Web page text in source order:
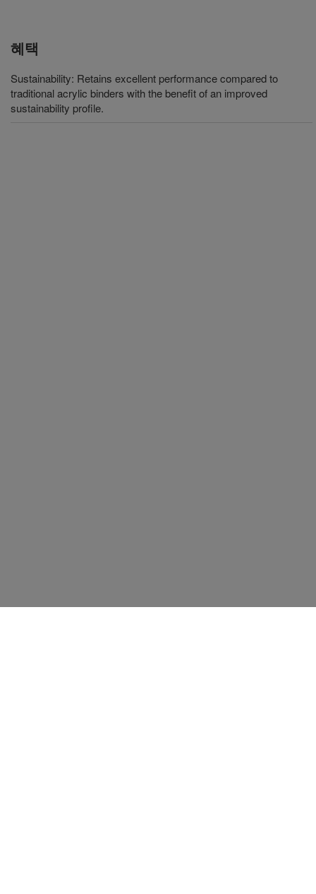
혜택
Sustainability: Retains excellent performance compared to
traditional acrylic binders with the benefit of an improved
sustainability profile.